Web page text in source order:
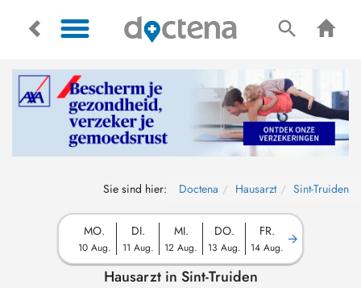
Sie sind hier: Doctena Hausarzt Sint-Truiden
MO.
10 Aug.
DI.
11 Aug.
MI.
12 Aug.
DO.
13 Aug.
FR.
14 Aug.
Hausarzt in Sint-Truiden